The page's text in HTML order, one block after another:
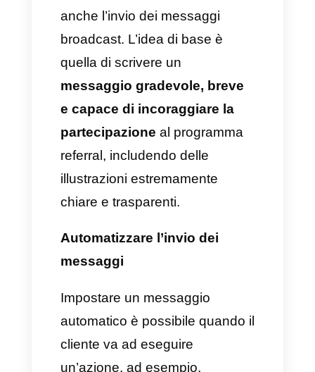
Quali sono gli step da
seguire?
Esistono strumenti come
Callbellcapaci di utilizzare
di WhatsApp, aumentandone le
ritrovareil tracking dei
automazioni e le trasmissioni
e metriche personalizzate.
Tutto questo consente di avere